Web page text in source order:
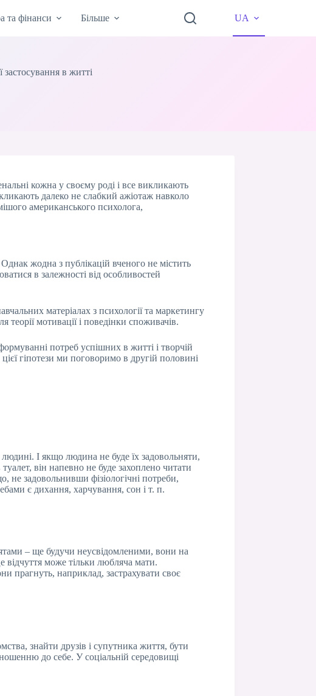
та фінанси Більше UA
застосування в житті
кожна у своєму роді і все викликають
далеко не слабкий ажіотаж навколо
американського психолога,
жодна з публікацій вченого не містить
в залежності від особливостей
матеріалах з психології та маркетингу
мотивації і поведінки споживачів.
потреб успішних в житті і творчій
гіпотези ми поговоримо в другій половині
І якщо людина не буде їх задовольняти,
він напевно не буде захоплено читати
задовольнивши фізіологічні потреби,
є дихання, харчування, сон і т. п.
– ще будучи неусвідомленими, вони на
відчуття може тільки любляча мати.
прагнуть, наприклад, застрахувати своє
знайти друзів і супутника життя, бути
до себе. У соціальній середовищі